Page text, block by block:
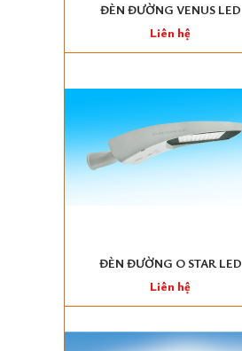
ĐÈN ĐƯỜNG VENUS LED
Liên hệ
ĐÈN ĐƯỜNG O STAR LED
Liên hệ